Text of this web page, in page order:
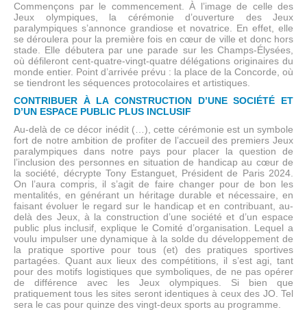
Commençons par le commencement. À l’image de celle des
Jeux olympiques, la cérémonie d’ouverture des Jeux
paralympiques s’annonce grandiose et novatrice. En effet, elle
se déroulera pour la première fois en cœur de ville et donc hors
stade. Elle débutera par une parade sur les Champs-Élysées,
où défileront cent-quatre-vingt-quatre délégations originaires du
monde entier. Point d’arrivée prévu : la place de la Concorde, où
se tiendront les séquences protocolaires et artistiques.
CONTRIBUER À LA CONSTRUCTION D’UNE SOCIÉTÉ ET
D’UN ESPACE PUBLIC PLUS INCLUSIF
Au-delà de ce décor inédit (…), cette cérémonie est un symbole
fort de notre ambition de profiter de l’accueil des premiers Jeux
paralympiques dans notre pays pour placer la question de
l’inclusion des personnes en situation de handicap au cœur de
la société, décrypte Tony Estanguet, Président de Paris 2024.
On l’aura compris, il s’agit de faire changer pour de bon les
mentalités, en générant un héritage durable et nécessaire, en
faisant évoluer le regard sur le handicap et en contribuant, au-
delà des Jeux, à la construction d’une société et d’un espace
public plus inclusif, explique le Comité d’organisation. Lequel a
voulu impulser une dynamique à la solde du développement de
la pratique sportive pour tous (et) des pratiques sportives
partagées. Quant aux lieux des compétitions, il s’est agi, tant
pour des motifs logistiques que symboliques, de ne pas opérer
de différence avec les Jeux olympiques. Si bien que
pratiquement tous les sites seront identiques à ceux des JO. Tel
sera le cas pour quinze des vingt-deux sports au programme.